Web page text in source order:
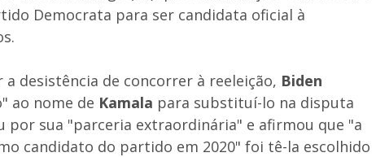
Democrata para ser candidata oficial à
desistência de concorrer à reeleição, Biden
ao nome de Kamala para substituí-lo na disputa
por sua "parceria extraordinária" e afirmou que "a
candidato do partido em 2020" foi tê-la escolhido